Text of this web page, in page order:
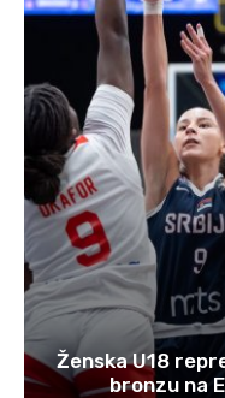
Ženska U18
bronzu na